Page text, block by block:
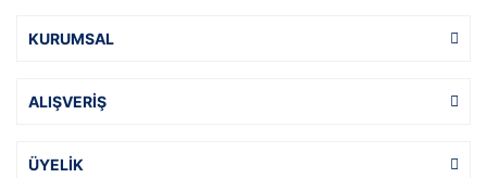
KURUMSAL
ALIŞVERİŞ
ÜYELİK